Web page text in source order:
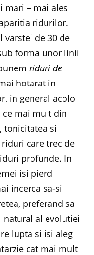
mari – mai ales
ridurilor.
varstei de 30 de
forma unor linii
riduri de
hotarat in
in general acolo
ce mai mult din
tonicitatea si
care trec de
profunde. In
isi pierd
incerca sa-si
preferand sa
natural al evolutiei
lupta si isi aleg
cat mai mult